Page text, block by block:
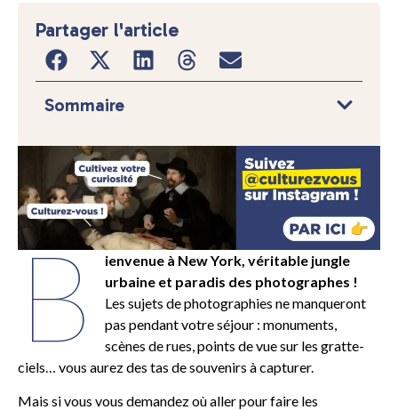
B
ienvenue à New York, véritable jungle
urbaine et paradis des photographes !
Les sujets de photographies ne manqueront
pas pendant votre séjour : monuments,
scènes de rues, points de vue sur les gratte-
ciels… vous aurez des tas de souvenirs à capturer.
Mais si vous vous demandez où aller pour faire les
Partager l'article
Sommaire